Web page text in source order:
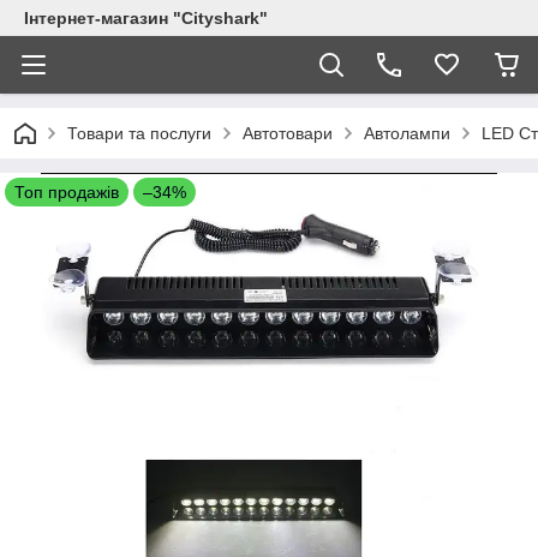
Інтернет-магазин "Сityshark"
Товари та послуги Автотовари Автолампи LED
Топ продажів –34%